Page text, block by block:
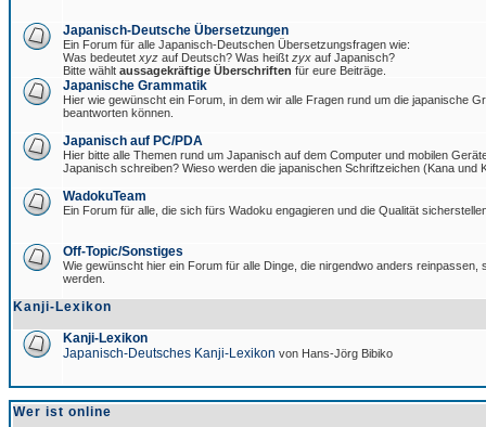
Japanisch-Deutsche Übersetzungen
Ein Forum für alle Japanisch-Deutschen Übersetzungsfragen wie:
Was bedeutet xyz auf Deutsch? Was heißt zyx auf Japanisch?
Bitte wählt aussagekräftige Überschriften für eure Beiträge.
Japanische Grammatik
Hier wie gewünscht ein Forum, in dem wir alle Fragen rund um die japanische
beantworten können.
Japanisch auf PC/PDA
Hier bitte alle Themen rund um Japanisch auf dem Computer und mobilen
Japanisch schreiben? Wieso werden die japanischen Schriftzeichen (Kana und
WadokuTeam
Ein Forum für alle, die sich fürs Wadoku engagieren und die Qualität
Off-Topic/Sonstiges
Wie gewünscht hier ein Forum für alle Dinge, die nirgendwo anders reinpassen,
werden.
Kanji-Lexikon
Kanji-Lexikon
Japanisch-Deutsches Kanji-Lexikon von Hans-Jörg Bibiko
Wer ist online